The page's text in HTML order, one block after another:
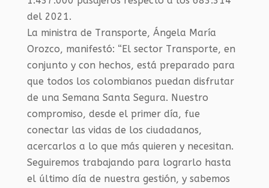
del 2021.
La ministra de Transporte, Ángela María
Orozco, manifestó: “El sector Transporte, en
conjunto y con hechos, está preparado para
que todos los colombianos puedan disfrutar
de una Semana Santa Segura. Nuestro
compromiso, desde el primer día, fue
conectar las vidas de los ciudadanos,
acercarlos a lo que más quieren y necesitan.
Seguiremos trabajando para lograrlo hasta
el último día de nuestra gestión, y sabemos